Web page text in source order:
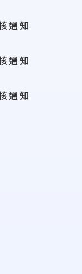
通知
通知
通知